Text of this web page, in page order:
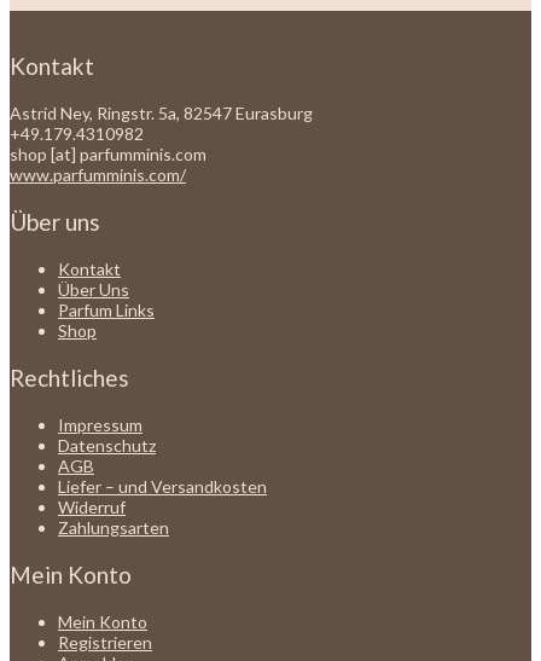
Kontakt
Astrid Ney, Ringstr. 5a, 82547 Eurasburg
+49.179.4310982
shop [at] parfumminis.com
www.parfumminis.com/
Über uns
Kontakt
Über Uns
Parfum Links
Shop
Rechtliches
Impressum
Datenschutz
AGB
Liefer – und Versandkosten
Widerruf
Zahlungsarten
Mein Konto
Mein Konto
Registrieren